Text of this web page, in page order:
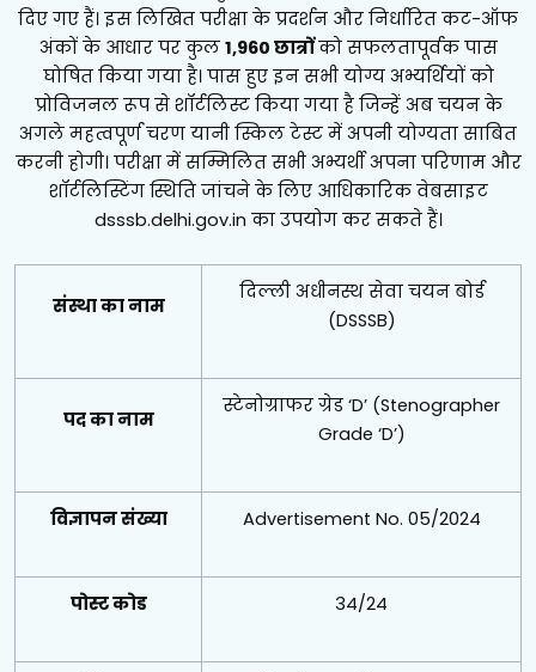
दिए गए हैं। इस लिखित परीक्षा के प्रदर्शन और निर्धारित कट-ऑफ
अंकों के आधार पर कुल 1,960 छात्रोंको सफलतापूर्वक पास
घोषित किया गया है। पास हुए इन सभी योग्य अभ्यर्थियों को
प्रोविजनल रूप से शॉर्टलिस्ट किया गया है जिन्हें अब चयन के
अगले महत्वपूर्ण चरण यानी स्किल टेस्ट में अपनी योग्यता साबित
करनी होगी। परीक्षा में सम्मिलित सभी अभ्यर्थी अपना परिणाम और
शॉर्टलिस्टिंग स्थिति जांचने के लिए आधिकारिक वेबसाइट
dsssb.delhi.gov.in का उपयोग कर सकते हैं।
संस्था का नाम
दिल्ली अधीनस्थ सेवा चयन बोर्ड
(DSSSB)
पद का नाम
स्टेनोग्राफर ग्रेड ‘D’ (Stenographer
Grade ‘D’)
विज्ञापन संख्या Advertisement No. 05/2024
पोस्ट कोड 34/24